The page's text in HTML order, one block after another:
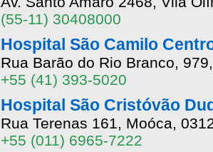
(55-11) 30408000
Hospital São Camilo
Rua Barão do Rio Branco,
+55 (41) 393-5020
Hospital São Cristóvão
Rua Terenas 161, Moóca,
+55 (011) 6965-7222